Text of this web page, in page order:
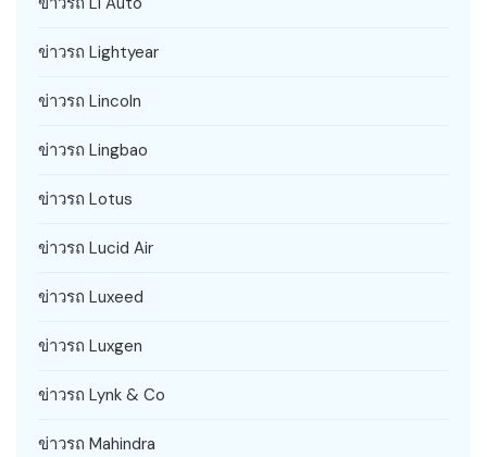
ข่าวรถ Lightyear
ข่าวรถ Lincoln
ข่าวรถ Lingbao
ข่าวรถ Lotus
ข่าวรถ Lucid Air
ข่าวรถ Luxeed
ข่าวรถ Luxgen
ข่าวรถ Lynk & Co
ข่าวรถ Mahindra